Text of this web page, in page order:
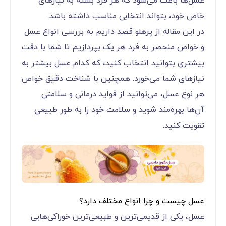
خاص خود، بتواند انتخابی مناسب داشته باشد.
در این مقاله از پرهلو قصد داریم به بررسی انواع عسل
و خواص منحصر به فرد هر یک بپردازیم تا شما با دقت
بیشتری بتوانید انتخاب کنید، که کدام عسل بیشتر به
نیازهای شما می‌خورد. همچنین با شناخت دقیق خواص
هر نوع عسل، می‌توانید از فواید درمانی و سلامتی
آن‌ها بهره‌مند شوید و سلامت خود را به طور طبیعی
تقویت کنید.
عسل چیست و چرا انواع مختلف دارد؟
عسل، یکی از قدیمی‌ترین و طبیعی‌ترین خوراکی‌هایی